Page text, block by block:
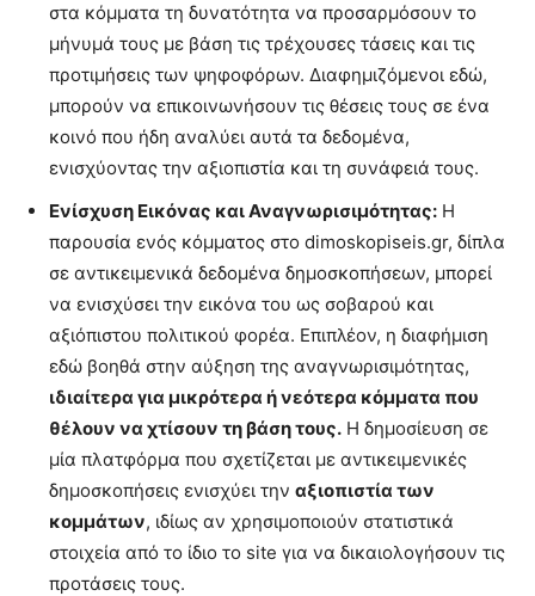
στα κόμματα τη δυνατότητα να προσαρμόσουν το
μήνυμά τους με βάση τις τρέχουσες τάσεις και τις
προτιμήσεις των ψηφοφόρων. Διαφημιζόμενοι εδώ,
μπορούν να επικοινωνήσουν τις θέσεις τους σε ένα
κοινό που ήδη αναλύει αυτά τα δεδομένα,
ενισχύοντας την αξιοπιστία και τη συνάφειά τους.
Ενίσχυση Εικόνας και Αναγνωρισιμότητας: Η
παρουσία ενός κόμματος στο dimoskopiseis.gr, δίπλα
σε αντικειμενικά δεδομένα δημοσκοπήσεων, μπορεί
να ενισχύσει την εικόνα του ως σοβαρού και
αξιόπιστου πολιτικού φορέα. Επιπλέον, η διαφήμιση
εδώ βοηθά στην αύξηση της αναγνωρισιμότητας,
ιδιαίτερα για μικρότερα ή νεότερα κόμματα που
θέλουν να χτίσουν τη βάση τους. Η δημοσίευση σε
μία πλατφόρμα που σχετίζεται με αντικειμενικές
δημοσκοπήσεις ενισχύει την αξιοπιστία των
κομμάτων, ιδίως αν χρησιμοποιούν στατιστικά
στοιχεία από το ίδιο το site για να δικαιολογήσουν τις
προτάσεις τους.